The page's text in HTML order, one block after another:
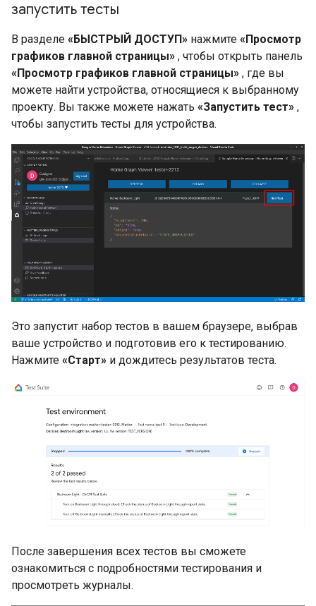
запустить тесты
В разделе «БЫСТРЫЙ ДОСТУП» нажмите «Просмотр
графиков главной страницы» , чтобы открыть панель
«Просмотр графиков главной страницы» , где вы
можете найти устройства, относящиеся к выбранному
проекту. Вы также можете нажать «Запустить тест» ,
чтобы запустить тесты для устройства.
Это запустит набор тестов в вашем браузере, выбрав
ваше устройство и подготовив его к тестированию.
Нажмите «Старт» и дождитесь результатов теста.
После завершения всех тестов вы сможете
ознакомиться с подробностями тестирования и
просмотреть журналы.